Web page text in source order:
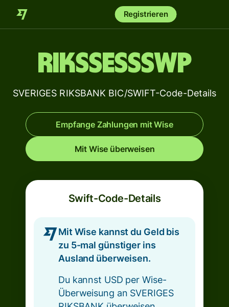
Registrieren
RIKSSESSSWP
SVERIGES RIKSBANK BIC/SWIFT-Code-Details
Empfange Zahlungen mit Wise
Mit Wise überweisen
Swift-Code-Details
Mit Wise kannst du Geld bis
zu 5-mal günstiger ins
Ausland überweisen.
Du kannst USD per Wise-
Überweisung an SVERIGES